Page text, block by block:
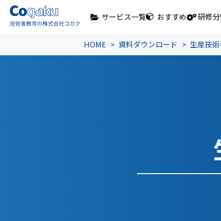
サービス一覧 おすすめ 研修
HOME 資料ダウンロード 生産技